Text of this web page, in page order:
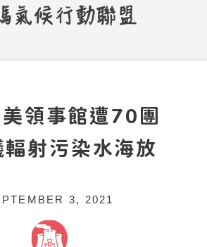
領事館遭70團
輻射污染水海放
3, 2021